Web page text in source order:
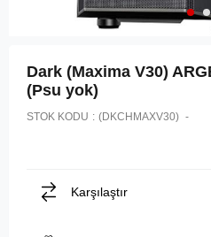
Dark (Maxima V30)
(Psu yok)
STOK KODU (DKCHMAXV30)
Karşılaştır